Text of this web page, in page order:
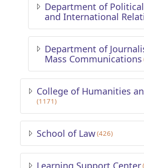
Department of
and International
Department of
Mass Communications
College of Humanities
(1171)
School of Law(426)
Learning Support Center